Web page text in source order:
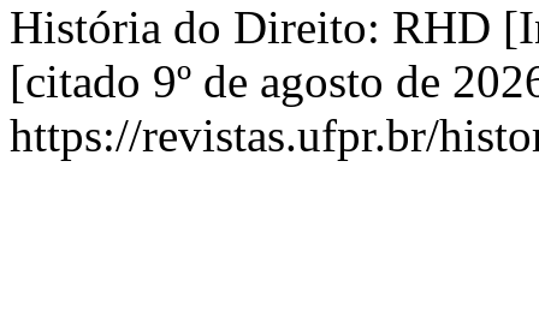
História do Direito: RHD
[citado 9º de agosto de
https://revistas.ufpr.br/